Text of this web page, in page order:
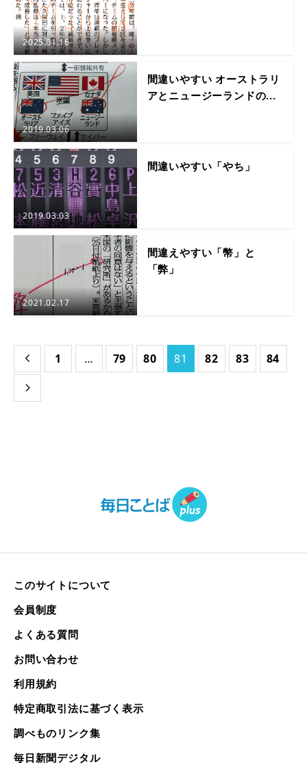
2025.01.16
2019.03.06
間違いやすい オーストラリ
アとニュージーランドの...
2019.03.03
間違いやすい「やち」
2021.02.17
間違えやすい「幣」と
「弊」
 1 … 79 80 81 82 83 84

このサイトについて
会員制度
よくある質問
お問い合わせ
利用規約
特定商取引法に基づく表示
調べものリンク集
毎日新聞デジタル